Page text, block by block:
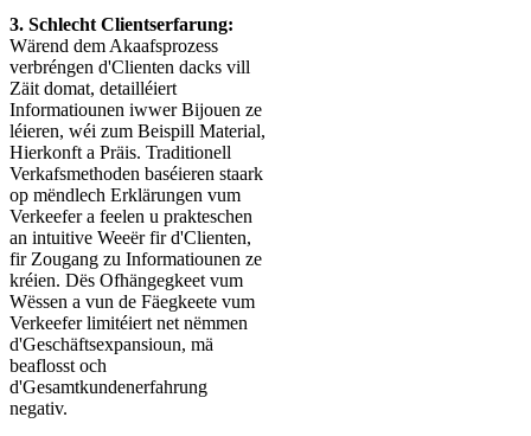
3. Schlecht Clientserfarung:
Wärend dem Akaafsprozess
verbréngen d'Clienten dacks vill
Zäit domat, detailléiert
Informatiounen iwwer Bijouen ze
léieren, wéi zum Beispill Material,
Hierkonft a Präis. Traditionell
Verkafsmethoden baséieren staark
op mëndlech Erklärungen vum
Verkeefer a feelen u prakteschen
an intuitive Weeër fir d'Clienten,
fir Zougang zu Informatiounen ze
kréien. Dës Ofhängegkeet vum
Wëssen a vun de Fäegkeete vum
Verkeefer limitéiert net nëmmen
d'Geschäftsexpansioun, mä
beaflosst och
d'Gesamtkundenerfahrung
negativ.